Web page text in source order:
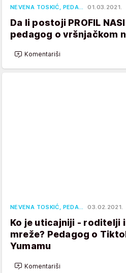
NEVENA TOSKIĆ, PEDA… 01.03.2021.
Da li postoji PROFIL
pedagog o vršnjačkom
Komentariši
NEVENA TOSKIĆ, PEDA… 03.02.2021.
Ko je uticajniji - roditelji
mreže? Pedagog o
Yumamu
Komentariši